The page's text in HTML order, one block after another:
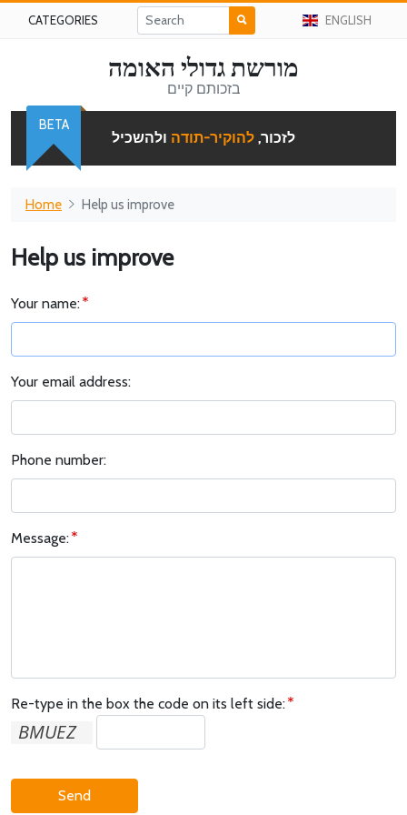
CATEGORIES ENGLISH
מורשת גדולי האומה
בזכותם קיים
לזכור, להוקיר-תודה ולהשכיל
BETA
Home Help us improve
Help us improve
Your name:
Your email address:
Phone number:
Message:
Re-type in the box the code on its left side:
Send